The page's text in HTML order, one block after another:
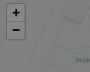
+
−